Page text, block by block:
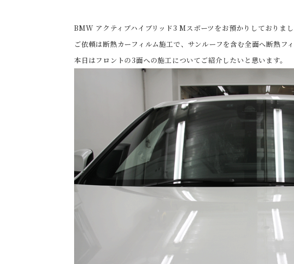
BMW アクティブハイブリッド3 Mスポーツをお預かりしておりまし
ご依頼は断熱カーフィルム施工で、サンルーフを含む全面へ断熱フ
本日はフロントの3面への施工についてご紹介したいと思います。